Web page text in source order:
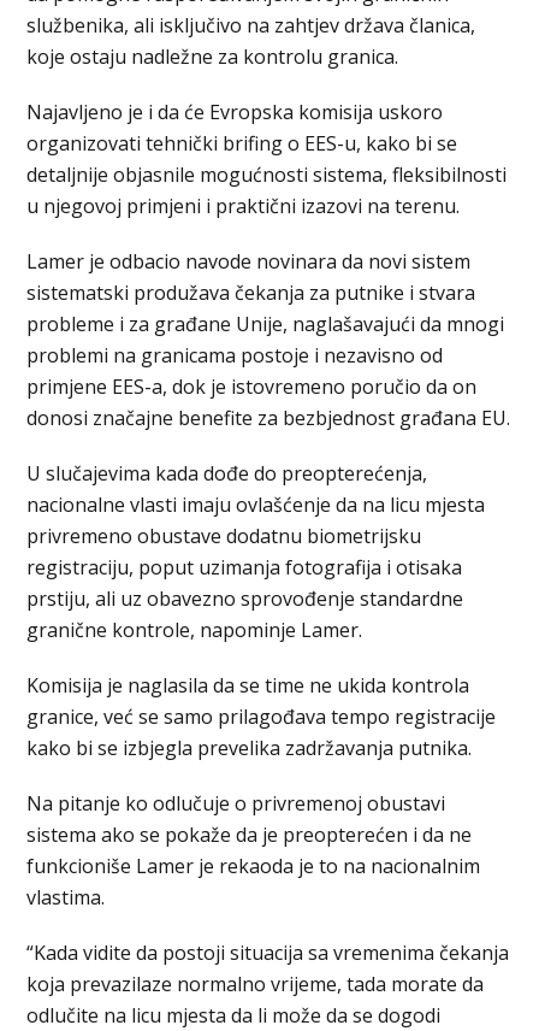
službenika, ali isključivo na zahtjev država članica,
koje ostaju nadležne za kontrolu granica.
Najavljeno je i da će Evropska komisija uskoro
organizovati tehnički brifing o EES-u, kako bi se
detaljnije objasnile mogućnosti sistema, fleksibilnosti
u njegovoj primjeni i praktični izazovi na terenu.
Lamer je odbacio navode novinara da novi sistem
sistematski produžava čekanja za putnike i stvara
probleme i za građane Unije, naglašavajući da mnogi
problemi na granicama postoje i nezavisno od
primjene EES-a, dok je istovremeno poručio da on
donosi značajne benefite za bezbjednost građana EU.
U slučajevima kada dođe do preopterećenja,
nacionalne vlasti imaju ovlašćenje da na licu mjesta
privremeno obustave dodatnu biometrijsku
registraciju, poput uzimanja fotografija i otisaka
prstiju, ali uz obavezno sprovođenje standardne
granične kontrole, napominje Lamer.
Komisija je naglasila da se time ne ukida kontrola
granice, već se samo prilagođava tempo registracije
kako bi se izbjegla prevelika zadržavanja putnika.
Na pitanje ko odlučuje o privremenoj obustavi
sistema ako se pokaže da je preopterećen i da ne
funkcioniše Lamer je rekaoda je to na nacionalnim
vlastima.
“Kada vidite da postoji situacija sa vremenima čekanja
koja prevazilaze normalno vrijeme, tada morate da
odlučite na licu mjesta da li može da se dogodi